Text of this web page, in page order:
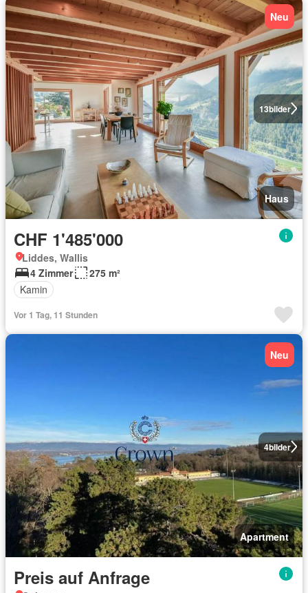
13bilder
Neu
Haus
CHF 1'485'000
Liddes, Wallis
4 Zimmer
275 m²
Kamin
Vor 1 Tag, 11 Stunden
4bilder
Neu
Apartment
Preis auf Anfrage